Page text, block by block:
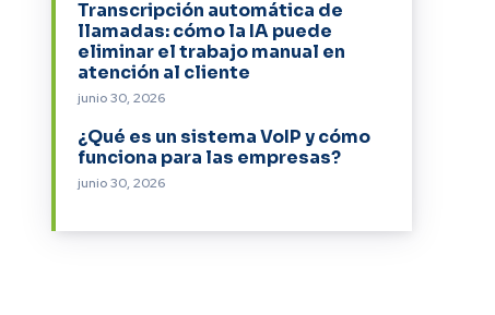
Transcripción automática de
llamadas: cómo la IA puede
eliminar el trabajo manual en
atención al cliente
junio 30, 2026
¿Qué es un sistema VoIP y cómo
funciona para las empresas?
junio 30, 2026